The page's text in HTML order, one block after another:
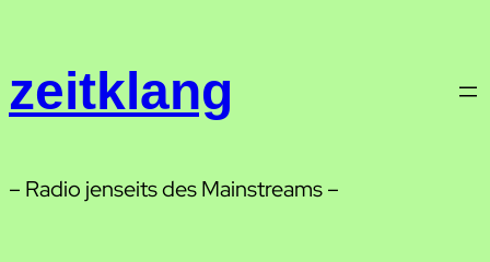
springen
zeitklang
– Radio jenseits des Mainstreams –